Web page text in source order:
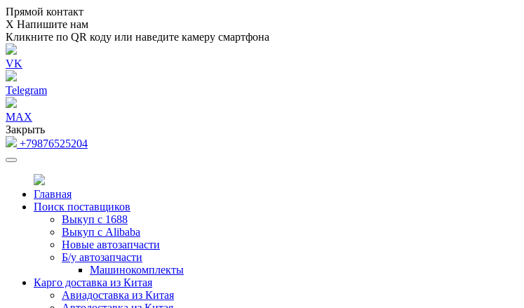
Прямой контакт
Х Напишите нам
Кликните по QR коду или наведите камеру смартфона
VK
Telegram
MAX
Закрыть
+79876525204
Главная
Поиск поставщиков
Выкуп с 1688
Выкуп с Alibaba
Новые автозапчасти
Б/у автозапчасти
Машинокомплекты
Карго доставка из Китая
Авиадоставка из Китая